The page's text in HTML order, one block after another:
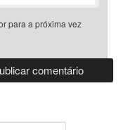
para a próxima vez